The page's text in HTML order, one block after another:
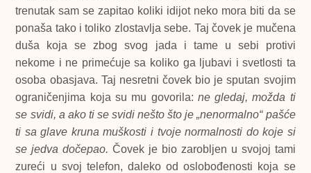
trenutak sam se zapitao koliki idijot neko mora biti da se
ponaša tako i toliko zlostavlja sebe. Taj čovek je mučena
duša koja se zbog svog jada i tame u sebi protivi
nekome i ne primećuje sa koliko ga ljubavi i svetlosti ta
osoba obasjava. Taj nesretni čovek bio je sputan svojim
ograničenjima koja su mu govorila: ne gledaj, možda ti
se svidi, a ako ti se svidi nešto što je „nenormalno“ pašće
ti sa glave kruna muškosti i tvoje normalnosti do koje si
se jedva dočepao.Čovek je bio zarobljen u svojoj tami
zureći u svoj telefon, daleko od oslobođenosti koja se